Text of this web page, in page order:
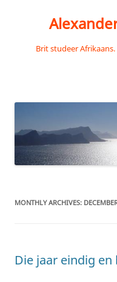
Brit studeer
MONTHLY ARCHIVES:
Die jaar eindig